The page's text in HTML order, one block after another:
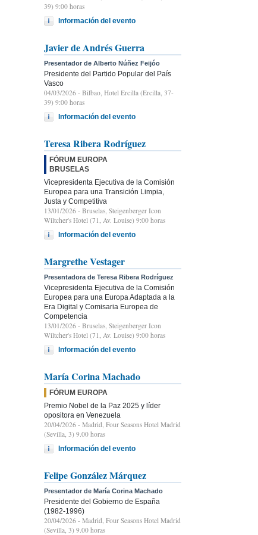
39) 9:00 horas
Información del evento
Javier de Andrés Guerra
Presentador de Alberto Núñez Feijóo
Presidente del Partido Popular del País
Vasco
04/03/2026 - Bilbao, Hotel Ercilla (Ercilla, 37-
39) 9:00 horas
Información del evento
Teresa Ribera Rodríguez
FÓRUM EUROPA
BRUSELAS
Vicepresidenta Ejecutiva de la Comisión
Europea para una Transición Limpia,
Justa y Competitiva
13/01/2026 - Bruselas, Steigenberger Icon
Wiltcher's Hotel (71, Av. Louise) 9:00 horas
Información del evento
Margrethe Vestager
Presentadora de Teresa Ribera Rodríguez
Vicepresidenta Ejecutiva de la Comisión
Europea para una Europa Adaptada a la
Era Digital y Comisaria Europea de
Competencia
13/01/2026 - Bruselas, Steigenberger Icon
Wiltcher's Hotel (71, Av. Louise) 9:00 horas
Información del evento
María Corina Machado
FÓRUM EUROPA
Premio Nobel de la Paz 2025 y líder
opositora en Venezuela
20/04/2026 - Madrid, Four Seasons Hotel Madrid
(Sevilla, 3) 9.00 horas
Información del evento
Felipe González Márquez
Presentador de María Corina Machado
Presidente del Gobierno de España
(1982-1996)
20/04/2026 - Madrid, Four Seasons Hotel Madrid
(Sevilla, 3) 9.00 horas